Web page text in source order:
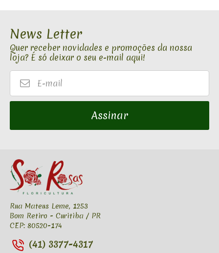
News Letter
Quer receber novidades e promoções da nossa
loja? É só deixar o seu e-mail aqui!
E-
Assinar
Rua Mateus Leme, 1253
Bom Retiro - Curitiba / PR
CEP: 80520-174
(41) 3377-4317